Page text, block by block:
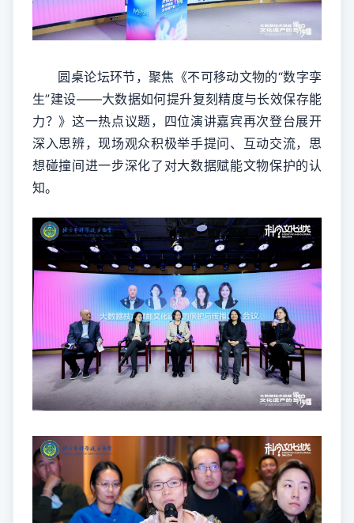
圆桌论坛环节，聚焦《不可移动文物的“数字孪
生”建设——大数据如何提升复刻精度与长效保存能
力？》这一热点议题，四位演讲嘉宾再次登台展开
深入思辨，现场观众积极举手提问、互动交流，思
想碰撞间进一步深化了对大数据赋能文物保护的认
知。